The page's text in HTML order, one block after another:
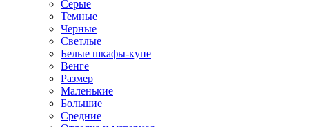
Серые
Темные
Черные
Светлые
Белые шкафы-купе
Венге
Размер
Маленькие
Большие
Средние